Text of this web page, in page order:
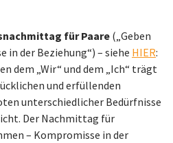
für Paare („Geben
in der Beziehung“) – siehe HIER:
dem „Wir“ und dem „Ich“ trägt
und erfüllenden
unterschiedlicher Bedürfnisse
Der Nachmittag für
– Kompromisse in der